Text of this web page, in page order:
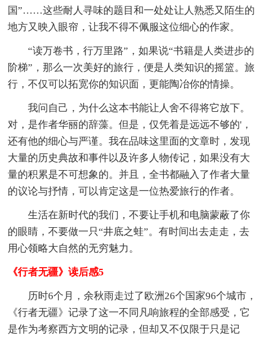
国”……这些耐人寻味的题目和一处处让人熟悉又陌生的
地方又映入眼帘，让我不得不佩服这位细心的作家。
“读万卷书，行万里路”，如果说“书籍是人类进步的
阶梯”，那么一次美好的旅行，便是人类知识的摇篮。旅
行，不仅可以拓宽你的知识面，更能陶冶你的情操。
我问自己，为什么这本书能让人舍不得将它放下。
对，是作者华丽的辞藻。但是，仅凭着是远远不够的'，
还有他的细心与严谨。我在品味这里面的文章时，发现
大量的历史典故和事件以及许多人物传记，如果没有大
量的积累是不可想象的。并且，全书都融入了作者大量
的议论与抒情，可以肯定这是一位热爱旅行的作者。
生活在新时代的我们，不要让手机和电脑蒙蔽了你
的眼睛，不要做一只“井底之蛙”。有时间出去走走，去
用心领略大自然的无穷魅力。
《行者无疆》读后感5
历时6个月，余秋雨走过了欧洲26个国家96个城市，
《行者无疆》记录了这一不同凡响旅程的全部感受，它
是作为考察西方文明的记录，但却又不仅限于只是记